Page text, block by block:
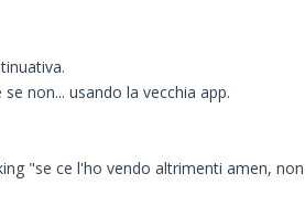
non... usando la vecchia app.
"se ce l'ho vendo altrimenti amen,